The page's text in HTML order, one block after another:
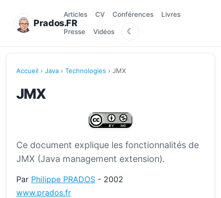
Prados.FR
Articles CV Conférences Livres
Presse Vidéos ☾
Accueil › Java › Technologies › JMX
JMX
Ce document explique les fonctionnalités de
JMX (Java management extension).
Par Philippe PRADOS - 2002
www.prados.fr